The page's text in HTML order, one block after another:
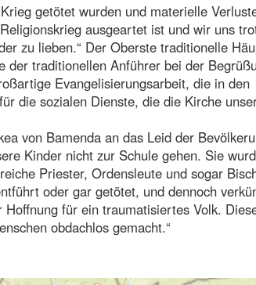
getötet wurden und materielle
ausgeartet ist und wir uns
zu lieben.“ Der Oberste traditionelle
der traditionellen Anführer bei der
Evangelisierungsarbeit, die in den
die sozialen Dienste, die die Kirche
von Bamenda an das Leid der
Kinder nicht zur Schule gehen. Sie
Priester, Ordensleute und sogar
oder gar getötet, und dennoch
für ein traumatisiertes Volk.
obdachlos gemacht.“